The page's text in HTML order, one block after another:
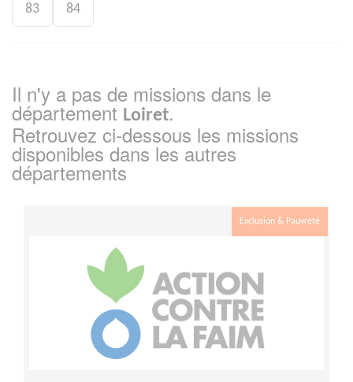
83 84
Il n'y a pas de missions dans le
département Loiret.
Retrouvez ci-dessous les missions
disponibles dans les autres
départements
Exclusion & Pauvreté